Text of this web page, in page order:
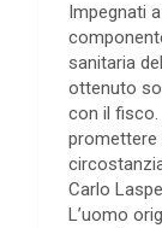
Impegnati
sanitaria
ottenuto
con il fisco.
promettere
Carlo
L’uomo